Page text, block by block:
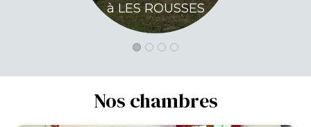
à LES ROUSSES
Nos chambres